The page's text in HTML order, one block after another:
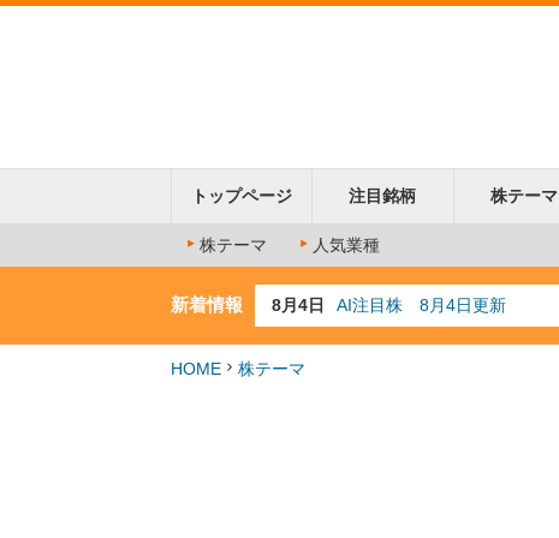
トップページ 注目銘柄 株テーマ
株テーマ 人気業種
新着情報 8月4日
AI注目株 8月4日更新
8月3日
人気業種注目株 8月3日更新
8月2日
金融注目株 8月2日更新
7月29日
HOME 株テーマ